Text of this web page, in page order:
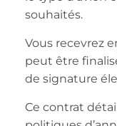
souhaités.
Vous recevrez
peut être
de signature
Ce contrat